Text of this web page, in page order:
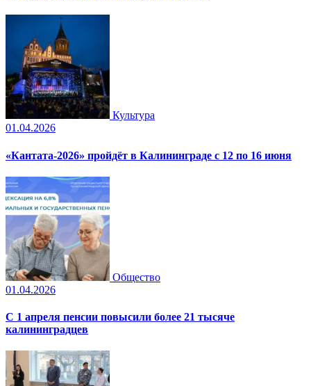
Культура
01.04.2026
«Кантата-2026» пройдёт в Калининграде с 12 по 16 июня
Общество
01.04.2026
С 1 апреля пенсии повысили более 21 тысяче
калининградцев